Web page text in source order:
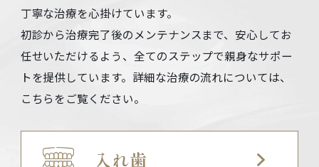
丁寧な治療を心掛けています。
初診から治療完了後のメンテナンスまで、安心してお
任せいただけるよう、全てのステップで親身なサポー
トを提供しています。 詳細な治療の流れについては、
こちらをご覧ください。
入れ歯